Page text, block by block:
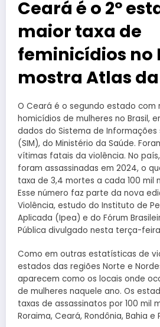
Ceará é o 2º
maior taxa de
feminicídios no
mostra Atlas
O Ceará é o segundo estado com
homicídios de mulheres no Brasil,
dados do Sistema de
(SIM), do Ministério da Saúde.
vítimas fatais da violência. No
foram assassinadas em 2024, o
taxa de 3,4 mortes a cada 100 mil
Esse número faz parte da nova
Violência, estudo do Instituto de
Aplicada (Ipea) e do Fórum
Pública divulgado nesta terça-
Como em outras estatísticas de
estados das regiões Norte e
aparecem como os locais onde
de mulheres naquele ano. Os
taxas de assassinatos por 100 mil
Roraima, Ceará, Rondônia, Bahia e